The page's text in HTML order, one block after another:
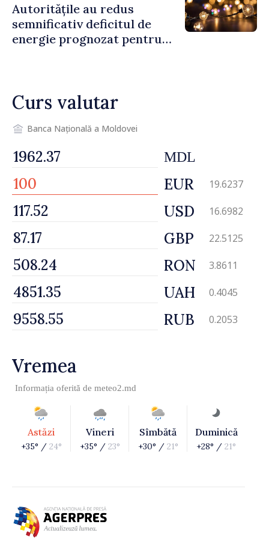
Autoritățile au redus
semnificativ deficitul de
energie prognozat pentru
Curs valutar
Banca Națională a Moldovei
MDL
EUR 19.6237
USD 16.6982
GBP 22.5125
RON 3.8611
UAH 0.4045
RUB 0.2053
Vremea
Informația oferită de meteo2.md
Astăzi
+35° / 24°
Vineri
+35° / 23°
Sîmbătă
+30° / 21°
Duminică
+28° / 21°